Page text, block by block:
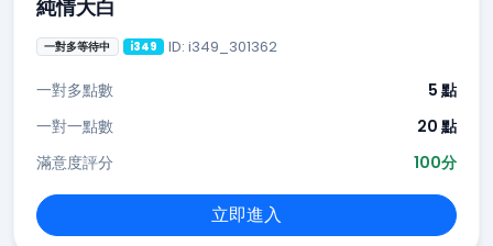
純情大白
一對多等待中 i349 ID: i349_301362
一對多點數
5 點
一對一點數
20 點
滿意度評分
100分
立即進入